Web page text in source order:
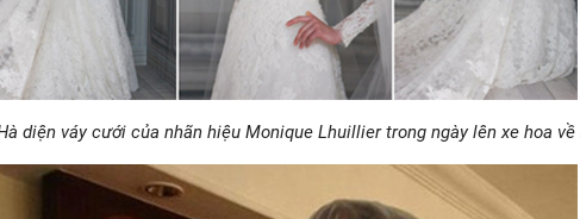
diện váy cưới của nhãn hiệu Monique Lhuillier trong ngày lên xe hoa về